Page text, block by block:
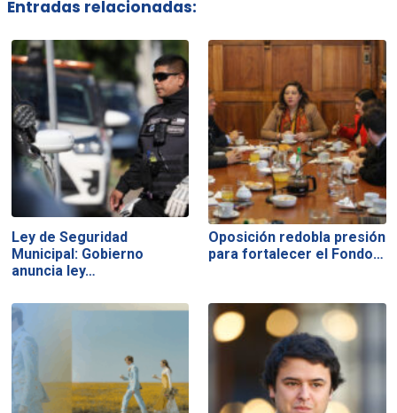
Entradas relacionadas:
Ley de Seguridad
Municipal: Gobierno
anuncia ley…
Oposición redobla presión
para fortalecer el Fondo…